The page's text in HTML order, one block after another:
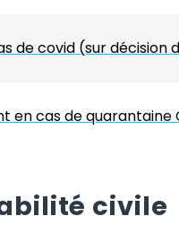
de covid (sur décision
en cas de quarantaine
civile